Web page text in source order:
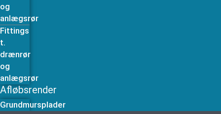
og
anlægsrør
Fittings
t.
drænrør
og
anlægsrør
Afløbsrender
Grundmursplader